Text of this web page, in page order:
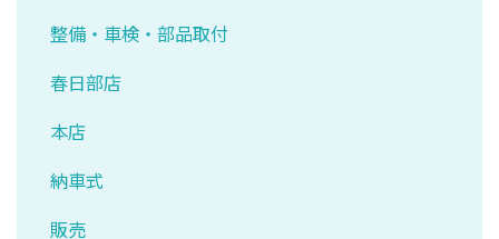
整備・車検・部品取付
春日部店
本店
納車式
販売